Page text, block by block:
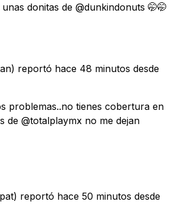
donitas de @dunkindonuts 🤭🤭
reportó hace 48 minutos desde
problemas..no tienes cobertura en
de @totalplaymx no me dejan
reportó hace 50 minutos desde